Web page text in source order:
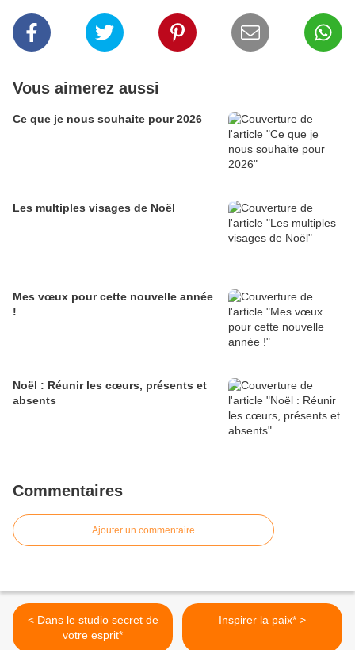
Vous aimerez aussi
Ce que je nous souhaite pour 2026
Les multiples visages de Noël
Mes vœux pour cette nouvelle année
!
Noël : Réunir les cœurs, présents et
absents
Commentaires
Ajouter un commentaire
< Dans le studio secret de
votre esprit*
Inspirer la paix* >